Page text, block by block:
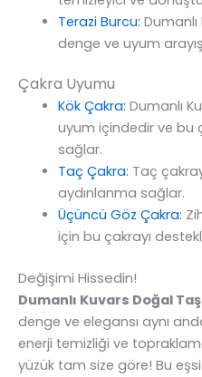
Terazi Burcu:
denge ve uyum
Çakra Uyumu
Kök Çakra: Dumanlı
uyum içindedir ve bu
sağlar.
Taç Çakra: Taç
aydınlanma sağlar.
Üçüncü Göz Çakra:
için bu çakrayı
Değişimi Hissedin!
Dumanlı Kuvars Doğal
denge ve elegansı aynı
enerji temizliği ve
yüzük tam size göre! Bu